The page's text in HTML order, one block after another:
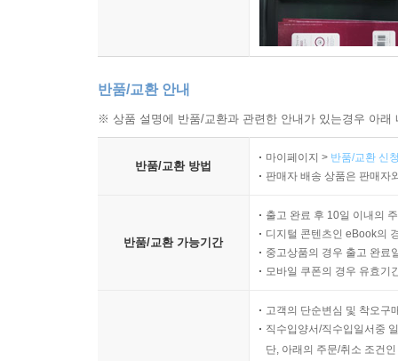
반품/교환 안내
※ 상품 설명에 반품/교환과 관련한 안내가 있는경우 아
반품/교환 방법
마이페이지 > 반품/교환 신
판매자 배송 상품은 판매자
반품/교환 가능기간
출고 완료 후 10일 이내의
디지털 콘텐츠인 eBook의
중고상품의 경우 출고 완료
모바일 쿠폰의 경우 유효기
고객의 단순변심 및 착오구
직수입양서/직수입일서중
단, 아래의 주문/취소 조건